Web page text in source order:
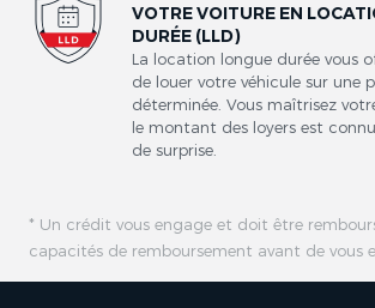
VOTRE VOITURE EN
DURÉE (LLD)
La location longue durée vous
de louer votre véhicule sur une
déterminée. Vous maîtrisez
le montant des loyers est
de surprise.
* Un crédit vous engage et doit être
capacités de remboursement avant de vous